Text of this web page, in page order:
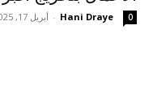
Hani Draye
- أبريل 17, 2025 0